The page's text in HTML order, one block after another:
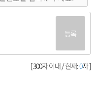
등록
[ 300자 이내 / 현재:0자 ]